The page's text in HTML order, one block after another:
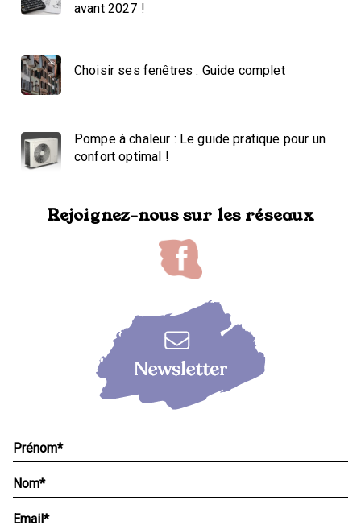
avant 2027 !
Choisir ses fenêtres : Guide complet
Pompe à chaleur : Le guide pratique pour un
confort optimal !
Rejoignez-nous sur les réseaux